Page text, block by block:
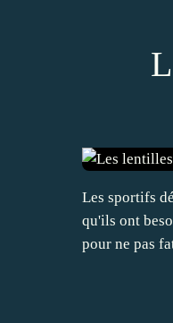
Les sportifs
qu'ils ont
pour ne pas